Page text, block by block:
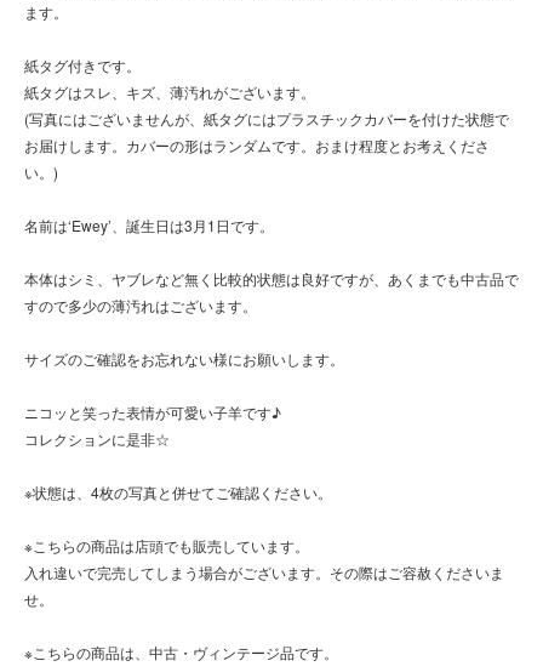
ます。
紙タグ付きです。
紙タグはスレ、キズ、薄汚れがございます。
(写真にはございませんが、紙タグにはプラスチックカバーを付けた状態で
お届けします。カバーの形はランダムです。おまけ程度とお考えくださ
い。)
名前は‘Ewey’、誕生日は3月1日です。
本体はシミ、ヤブレなど無く比較的状態は良好ですが、あくまでも中古品で
すので多少の薄汚れはございます。
サイズのご確認をお忘れない様にお願いします。
ニコッと笑った表情が可愛い子羊です♪
コレクションに是非☆
※状態は、4枚の写真と併せてご確認ください。
※こちらの商品は店頭でも販売しています。
入れ違いで完売してしまう場合がございます。その際はご容赦くださいま
せ。
※こちらの商品は、中古・ヴィンテージ品です。